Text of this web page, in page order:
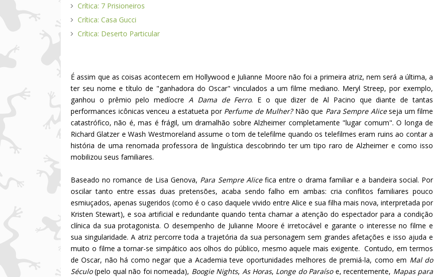
Crítica: 7 Prisioneiros
Crítica: Casa Gucci
Crítica: Deserto Particular
É assim que as coisas acontecem em Hollywood e Julianne Moore não foi a primeira atriz, nem será a última, a
ter seu nome e título de "ganhadora do Oscar" vinculados a um filme mediano. Meryl Streep, por exemplo,
ganhou o prêmio pelo medíocre A Dama de Ferro. E o que dizer de Al Pacino que diante de tantas
performances icônicas venceu a estatueta por Perfume de Mulher?Não que Para Sempre Aliceseja um filme
catastrófico, não é, mas é frágil, um dramalhão sobre Alzheimer completamente "lugar comum". O longa de
Richard Glatzer e Wash Westmoreland assume o tom de telefilme quando os telefilmes eram ruins ao contar a
história de uma renomada professora de linguística descobrindo ter um tipo raro de Alzheimer e como isso
mobilizou seus familiares.
Baseado no romance de Lisa Genova, Para Sempre Alicefica entre o drama familiar e a bandeira social. Por
oscilar tanto entre essas duas pretensões, acaba sendo falho em ambas: cria conflitos familiares pouco
esmiuçados, apenas sugeridos (como é o caso daquele vivido entre Alice e sua filha mais nova, interpretada por
Kristen Stewart), e soa artificial e redundante quando tenta chamar a atenção do espectador para a condição
clínica da sua protagonista. O desempenho de Julianne Moore é irretocável e garante o interesse no filme e
sua singularidade. A atriz percorre toda a trajetória da sua personagem sem grandes afetações e isso ajuda e
muito o filme a tornar-se simpático aos olhos do público, mesmo aquele mais exigente. Contudo, em termos
de Oscar, não há como negar que a Academia teve oportunidades melhores de premiá-la, como em Mal do
Século(pelo qual não foi nomeada), Boogie Nights, As Horas, Longe do Paraíso e, recentemente, Mapas para